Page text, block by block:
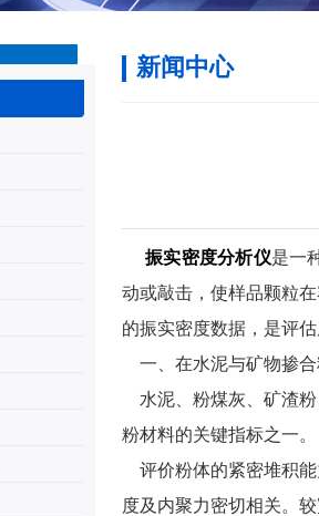
新闻中心
振实密度分析仪是一
动或敲击，使样品颗粒
的振实密度数据，是评
一、在水泥与矿物掺
水泥、粉煤灰、矿渣粉
粉材料的关键指标之一。
评价粉体的紧密堆积能
度及内聚力密切相关。